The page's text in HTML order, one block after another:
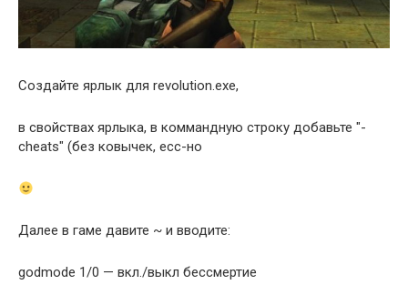
Создайте ярлык для revolution.exe,
в свойствах ярлыка, в коммандную строку добавьте "-
cheats" (без ковычек, есс-но
Далее в гаме давите ~ и вводите:
godmode 1/0 — вкл./выкл бессмертие